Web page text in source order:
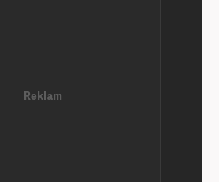
Editörü' olarak görevine devam